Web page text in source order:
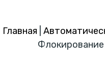
Главная
Флокирование